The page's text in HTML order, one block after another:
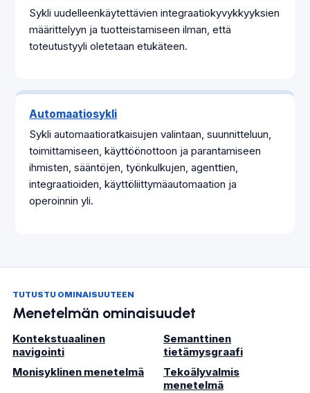
Sykli uudelleenkäytettävien integraatiokyvykkyyksien
määrittelyyn ja tuotteistamiseen ilman, että
toteutustyyli oletetaan etukäteen.
Automaatiosykli
Sykli automaatioratkaisujen valintaan, suunnitteluun,
toimittamiseen, käyttöönottoon ja parantamiseen
ihmisten, sääntöjen, työnkulkujen, agenttien,
integraatioiden, käyttöliittymäautomaation ja
operoinnin yli.
TUTUSTU OMINAISUUTEEN
Menetelmän ominaisuudet
Kontekstuaalinen
navigointi
Semanttinen
tietämysgraafi
Monisyklinen menetelmä
Tekoälyvalmis
menetelmä